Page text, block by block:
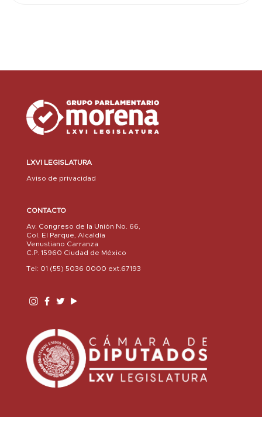
LXVI LEGISLATURA
Aviso de privacidad
CONTACTO
Av. Congreso de la Unión No. 66,
Col. El Parque, Alcaldía
Venustiano Carranza
C.P. 15960 Ciudad de México
Tel: 01 (55) 5036 0000 ext.67193